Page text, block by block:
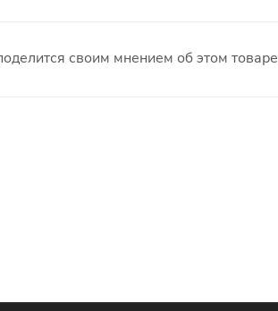
своим мнением об этом товаре